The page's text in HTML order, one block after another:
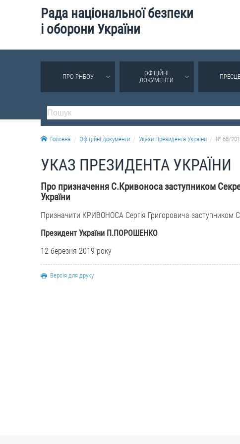
Рада національної безпеки
і оборони України
ПРО РНБОУ
ОФІЦІЙНІ
ДОКУМЕНТИ
Головна Офіційні документи Укази Президента України № 68/
УКАЗ ПРЕЗИДЕНТА УКРАЇНИ
Про призначення С.Кривоноса заступником
України
Призначити КРИВОНОСА Сергія Григоровича заступником
Президент України П.ПОРОШЕНКО
12 березня 2019 року
Версія для друку